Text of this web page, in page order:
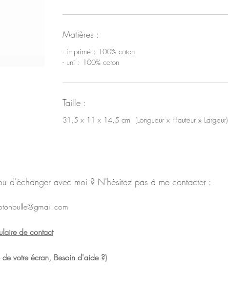
Matières :
- imprimé : 100% coton
- uni : 100% coton
Taille :
31,5 x 11 x 14,5 cm (Longueur x Hauteur x Largeur)
d'échanger avec moi ? N'hésitez pas à me contacter :
de contact
de votre écran, Besoin d'aide ?)